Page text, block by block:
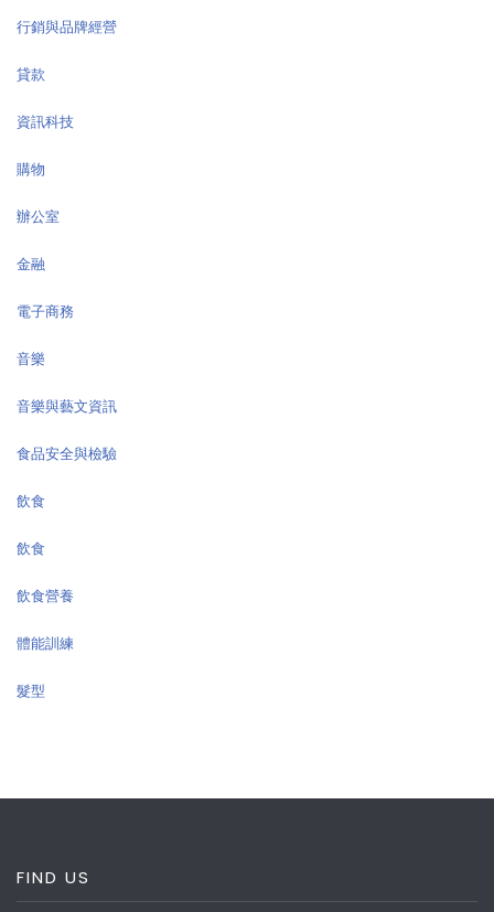
行銷與品牌經營
貸款
資訊科技
購物
辦公室
金融
電子商務
音樂
音樂與藝文資訊
食品安全與檢驗
飲食
飲食
飲食營養
體能訓練
髮型
FIND US